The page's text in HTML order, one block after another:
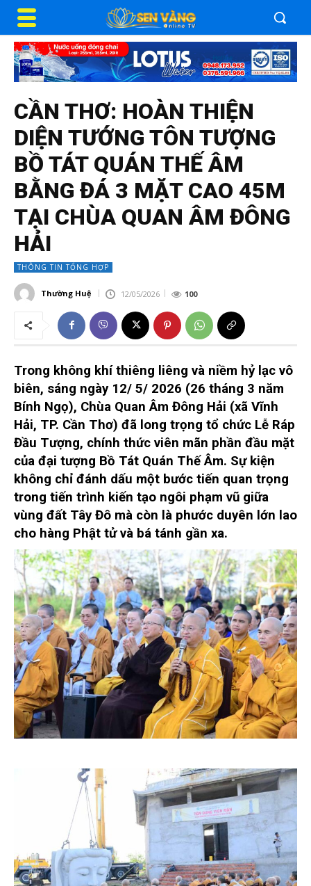
CẦN THƠ: HOÀN THIỆN
DIỆN TƯỚNG TÔN TƯỢNG
BỒ TÁT QUÁN THẾ ÂM
BẰNG ĐÁ 3 MẶT CAO 45M
TẠI CHÙA QUAN ÂM ĐÔNG
HẢI
THÔNG TIN TỔNG HỢP
Thường Huệ 12/05/2026 100
Trong không khí thiêng liêng và niềm hỷ lạc vô
biên, sáng ngày 12/ 5/ 2026 (26 tháng 3 năm
Bính Ngọ), Chùa Quan Âm Đông Hải (xã Vĩnh
Hải, TP. Cần Thơ) đã long trọng tổ chức Lễ Ráp
Đầu Tượng, chính thức viên mãn phần đầu mặt
của đại tượng Bồ Tát Quán Thế Âm. Sự kiện
không chỉ đánh dấu một bước tiến quan trọng
trong tiến trình kiến tạo ngôi phạm vũ giữa
vùng đất Tây Đô mà còn là phước duyên lớn lao
cho hàng Phật tử và bá tánh gần xa.